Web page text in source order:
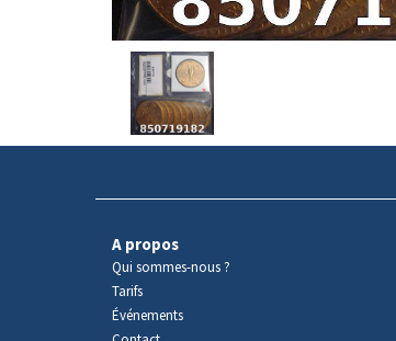
Avers
produit
A propos
Qui sommes-nous ?
Tarifs
Événements